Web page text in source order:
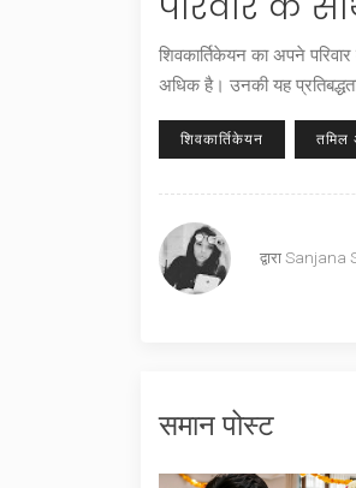
शिवकार्तिकेयन का अपने
अधिक है। उनकी यह
शिवकार्तिकेयन तमिल
द्वारा Sanjana
समान पोस्ट